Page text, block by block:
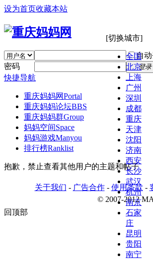
设为首页收藏本站
[切换城市]
全国
北京
上海
广州
深圳
成都
重庆
天津
沈阳
济南
西安
长沙
武汉
杭州
南京
石家
庄
昆明
贵阳
南宁
自
密码
登录
快捷导航
重庆妈妈网Portal
重庆妈妈论坛BBS
重庆妈妈群Group
妈妈空间Space
妈妈游戏Manyou
排行榜Ranklist
抱歉，禁止查看其他用户的主题和帖子
关于我们 - 广告合作- 使用条款 -
© 2007-2012
回顶部